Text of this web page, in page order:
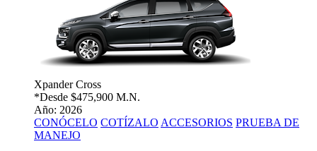
Xpander Cross
*Desde $475,900 M.N.
Año: 2026
CONÓCELO COTÍZALO ACCESORIOS PRUEBA DE
MANEJO